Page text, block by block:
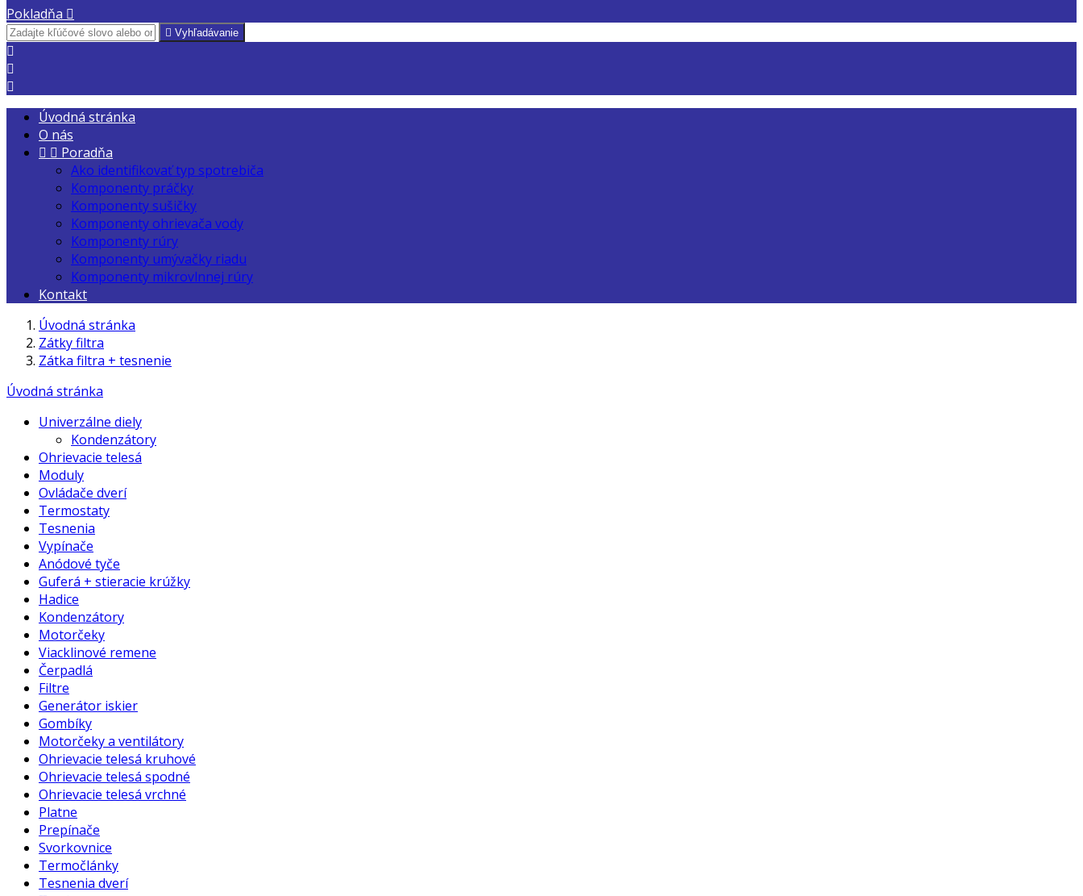
Pokladňa 
 Vyhľadávanie



Úvodná stránka
O nás
  Poradňa
Ako identifikovať typ spotrebiča
Komponenty práčky
Komponenty sušičky
Komponenty ohrievača vody
Komponenty rúry
Komponenty umývačky riadu
Komponenty mikrovlnnej rúry
Kontakt
Úvodná stránka
Zátky filtra
Zátka filtra + tesnenie
Úvodná stránka
Univerzálne diely
Kondenzátory
Ohrievacie telesá
Moduly
Ovládače dverí
Termostaty
Tesnenia
Vypínače
Anódové tyče
Guferá + stieracie krúžky
Hadice
Kondenzátory
Motorčeky
Viacklinové remene
Čerpadlá
Filtre
Generátor iskier
Gombíky
Motorčeky a ventilátory
Ohrievacie telesá kruhové
Ohrievacie telesá spodné
Ohrievacie telesá vrchné
Platne
Prepínače
Svorkovnice
Termočlánky
Tesnenia dverí